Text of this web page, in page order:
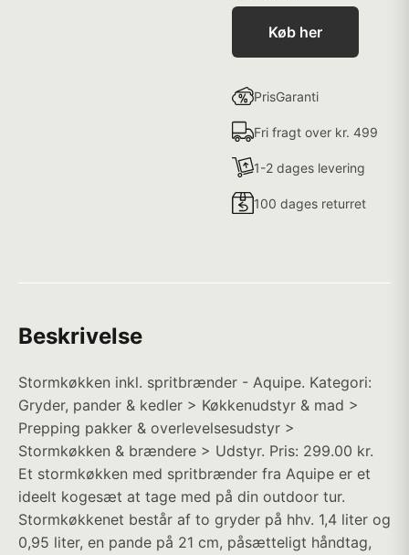
Køb her
PrisGaranti
Fri fragt over kr. 499
1-2 dages levering
100 dages returret
Beskrivelse
Stormkøkken inkl. spritbrænder - Aquipe. Kategori:
Gryder, pander & kedler > Køkkenudstyr & mad >
Prepping pakker & overlevelsesudstyr >
Stormkøkken & brændere > Udstyr. Pris: 299.00 kr.
Et stormkøkken med spritbrænder fra Aquipe er et
ideelt kogesæt at tage med på din outdoor tur.
Stormkøkkenet består af to gryder på hhv. 1,4 liter og
0,95 liter, en pande på 21 cm, påsætteligt håndtag,